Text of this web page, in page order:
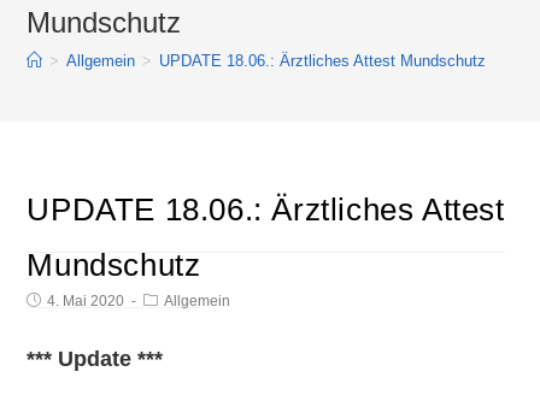
Mundschutz
> Allgemein > UPDATE 18.06.: Ärztliches Attest Mundschutz
UPDATE 18.06.: Ärztliches Attest
Mundschutz
4. Mai 2020 Allgemein
*** Update ***